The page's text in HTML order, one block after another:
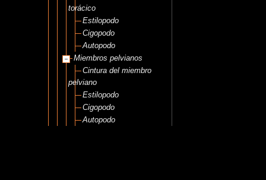
torácico
Estilopodo
Cigopodo
Autopodo
Miembros pelvianos
Cintura del miembro
pelviano
Estilopodo
Cigopodo
Autopodo